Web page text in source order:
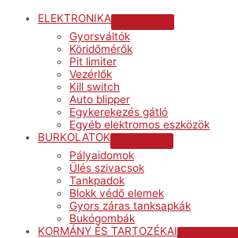
ELEKTRONIKA
Gyorsváltók
Köridőmérők
Pit limiter
Vezérlők
Kill switch
Auto blipper
Egykerekezés gátló
Egyéb elektromos eszközök
BURKOLATOK
Pályaidomok
Ülés szivacsok
Tankpadok
Blokk védő elemek
Gyors záras tanksapkák
Bukógombák
KORMÁNY ÉS TARTOZÉKAI